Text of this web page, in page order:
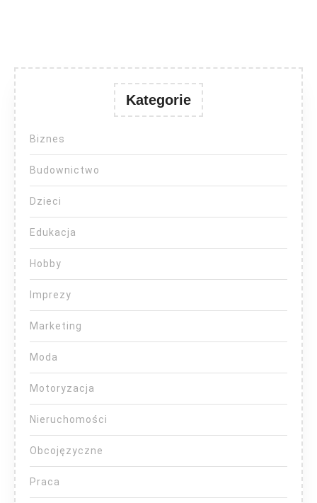
Kategorie
Biznes
Budownictwo
Dzieci
Edukacja
Hobby
Imprezy
Marketing
Moda
Motoryzacja
Nieruchomości
Obcojęzyczne
Praca